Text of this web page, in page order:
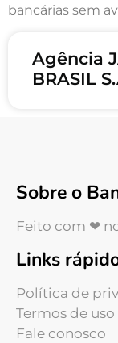
bancárias sem
Agência
BRASIL
Sobre o
Feito com ❤
Links
Política de
Termos de uso
Fale conosco